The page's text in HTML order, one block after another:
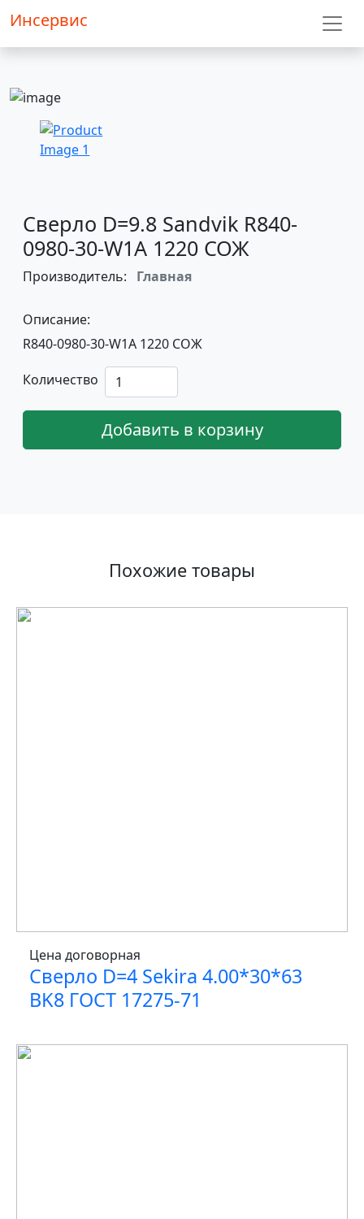
Инсервис
Сверло D=9.8 Sandvik R840-
0980-30-W1A 1220 СОЖ
Производитель: Главная
Описание:
R840-0980-30-W1A 1220 СОЖ
Количество
Добавить в корзину
Похожие товары
Цена договорная
Сверло D=4 Sekira 4.00*30*63
BK8 ГОСТ 17275-71